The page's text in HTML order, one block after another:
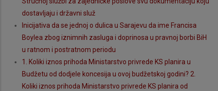
dostavljaju i državni služ
Inicijativa da se jednoj o dulica u Sarajevu da ime Francisa
Boylea zbog iznimnih zasluga i doprinosa u pravnoj borbi BiH
u ratnom i postratnom periodu
1. Koliki iznos prihoda Ministarstvo privrede KS planira u
Budžetu od dodjele koncesija u ovoj budžetskoj godini? 2.
Koliki iznos prihoda Ministarstvo privrede KS planira od